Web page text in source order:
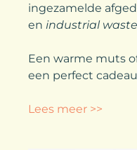
ingezamelde
en industrial waste
Een warme muts
een perfect
Lees meer >>